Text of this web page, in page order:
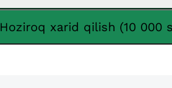
Hoziroq xarid qilish (10 000